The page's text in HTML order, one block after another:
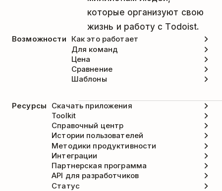
которые организуют свою
жизнь и работу с Todoist.
Возможности
Как это работает
Для команд
Цена
Сравнение
Шаблоны
Ресурсы
Скачать приложения
Toolkit
Справочный центр
Истории пользователей
Методики продуктивности
Интеграции
Партнерская программа
API для разработчиков
Статус